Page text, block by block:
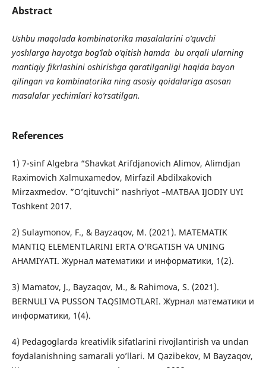
Abstract
Ushbu maqolada kombinatorika masalalarini o’quvchi
yoshlarga hayotga bog’lab o’qitish hamda bu orqali ularning
mantiqiy fikrlashini oshirishga qaratilganligi haqida bayon
qilingan va kombinatorika ning asosiy qoidalariga asosan
masalalar yechimlari ko’rsatilgan.
References
1) 7-sinf Algebra “Shavkat Arifdjanovich Alimov, Alimdjan
Raximovich Xalmuxamedov, Mirfazil Abdilxakovich
Mirzaxmedov. ”O’qituvchi” nashriyot –MATBAA IJODIY UYI
Toshkent 2017.
2) Sulaymonov, F., & Bayzaqov, M. (2021). MATEMATIK
MANTIQ ELEMENTLARINI ERTA O’RGATISH VA UNING
AHAMIYATI. Журнал математики и информатики, 1(2).
3) Mamatov, J., Bayzaqov, M., & Rahimova, S. (2021).
BERNULI VA PUSSON TAQSIMOTLARI. Журнал математики и
информатики, 1(4).
4) Pedagoglarda kreativlik sifatlarini rivojlantirish va undan
foydalanishning samarali yo’llari. M Qazibekov, M Bayzaqov,